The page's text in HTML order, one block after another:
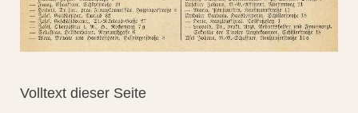
Volltext dieser Seite